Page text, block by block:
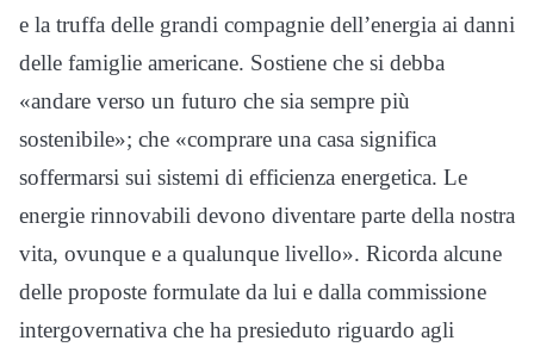
e la truffa delle grandi compagnie dell’energia ai danni
delle famiglie americane. Sostiene che si debba
«andare verso un futuro che sia sempre più
sostenibile»; che «comprare una casa significa
soffermarsi sui sistemi di efficienza energetica. Le
energie rinnovabili devono diventare parte della nostra
vita, ovunque e a qualunque livello». Ricorda alcune
delle proposte formulate da lui e dalla commissione
intergovernativa che ha presieduto riguardo agli